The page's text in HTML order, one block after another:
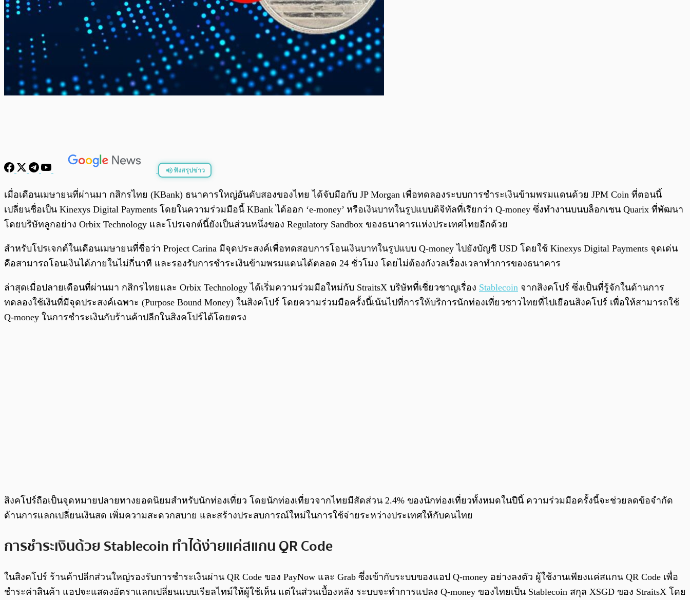
ฟังสรุปข่าว
0:00 /
เมื่อเดือนเมษายนที่ผ่านมา กสิกรไทย (KBank) ธนาคารใหญ่อันดับสองของไทย ได้จับมือกับ JP Morgan เพื่อทดลองระบบการชำระเงินข้ามพรมแดนด้วย JPM Coin ที่ตอนนี้
เปลี่ยนชื่อเป็น Kinexys Digital Payments โดยในความร่วมมือนี้ KBank ได้ออก ‘e-money’ หรือเงินบาทในรูปแบบดิจิทัลที่เรียกว่า Q-money ซึ่งทำงานบนบล็อกเชน Quarix ที่พัฒนา
โดยบริษัทลูกอย่าง Orbix Technology และโปรเจกต์นี้ยังเป็นส่วนหนึ่งของ Regulatory Sandbox ของธนาคารแห่งประเทศไทยอีกด้วย
สำหรับโปรเจกต์ในเดือนเมษายนที่ชื่อว่า Project Carina มีจุดประสงค์เพื่อทดสอบการโอนเงินบาทในรูปแบบ Q-money ไปยังบัญชี USD โดยใช้ Kinexys Digital Payments จุดเด่น
คือสามารถโอนเงินได้ภายในไม่กี่นาที และรองรับการชำระเงินข้ามพรมแดนได้ตลอด 24 ชั่วโมง โดยไม่ต้องกังวลเรื่องเวลาทำการของธนาคาร
ล่าสุดเมื่อปลายเดือนที่ผ่านมา กสิกรไทยและ Orbix Technology ได้เริ่มความร่วมมือใหม่กับ StraitsX บริษัทที่เชี่ยวชาญเรื่อง Stablecoin จากสิงคโปร์ ซึ่งเป็นที่รู้จักในด้านการ
ทดลองใช้เงินที่มีจุดประสงค์เฉพาะ (Purpose Bound Money) ในสิงคโปร์ โดยความร่วมมือครั้งนี้เน้นไปที่การให้บริการนักท่องเที่ยวชาวไทยที่ไปเยือนสิงคโปร์ เพื่อให้สามารถใช้
Q-money ในการชำระเงินกับร้านค้าปลีกในสิงคโปร์ได้โดยตรง
สิงคโปร์ถือเป็นจุดหมายปลายทางยอดนิยมสำหรับนักท่องเที่ยว โดยนักท่องเที่ยวจากไทยมีสัดส่วน 2.4% ของนักท่องเที่ยวทั้งหมดในปีนี้ ความร่วมมือครั้งนี้จะช่วยลดข้อจำกัด
ด้านการแลกเปลี่ยนเงินสด เพิ่มความสะดวกสบาย และสร้างประสบการณ์ใหม่ในการใช้จ่ายระหว่างประเทศให้กับคนไทย
การชำระเงินด้วย Stablecoin ทำได้ง่ายแค่สแกน QR Code
ในสิงคโปร์ ร้านค้าปลีกส่วนใหญ่รองรับการชำระเงินผ่าน QR Code ของ PayNow และ Grab ซึ่งเข้ากับระบบของแอป Q-money อย่างลงตัว ผู้ใช้งานเพียงแค่สแกน QR Code เพื่อ
ชำระค่าสินค้า แอปจะแสดงอัตราแลกเปลี่ยนแบบเรียลไทม์ให้ผู้ใช้เห็น แต่ในส่วนเบื้องหลัง ระบบจะทำการแปลง Q-money ของไทยเป็น Stablecoin สกุล XSGD ของ StraitsX โดย